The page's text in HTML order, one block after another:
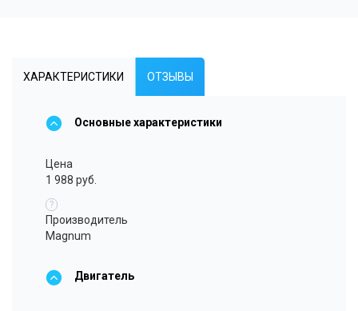
ХАРАКТЕРИСТИКИ ОТЗЫВЫ
Основные характеристики
Цена
1 988 руб.
?
Производитель
Magnum
Двигатель